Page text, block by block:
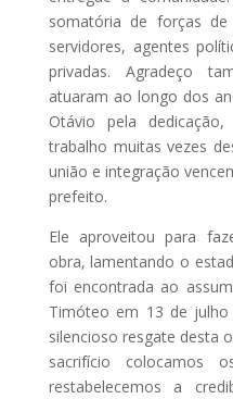
somatória de forças de
servidores, agentes
privadas. Agradeço
atuaram ao longo dos
Otávio pela
trabalho muitas vezes
união e integração
prefeito.
Ele aproveitou para
obra, lamentando o
foi encontrada ao
Timóteo em 13 de
silencioso resgate desta
sacrifício colocamos
restabelecemos a